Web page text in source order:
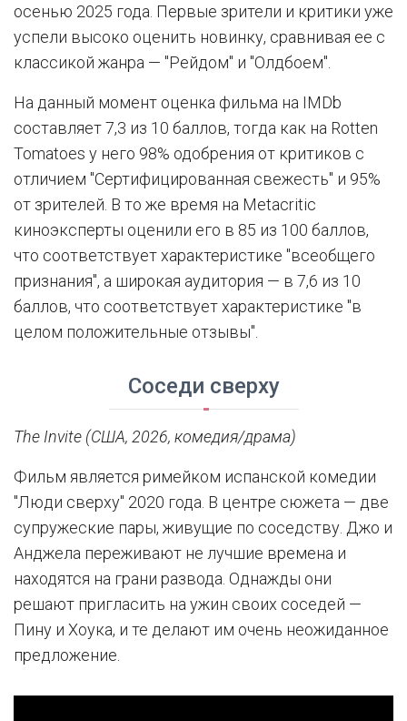
осенью 2025 года. Первые зрители и критики уже
успели высоко оценить новинку, сравнивая ее с
классикой жанра — "Рейдом" и "Олдбоем".
На данный момент оценка фильма на IMDb
составляет 7,3 из 10 баллов, тогда как на Rotten
Tomatoes у него 98% одобрения от критиков с
отличием "Сертифицированная свежесть" и 95%
от зрителей. В то же время на Metacritic
киноэксперты оценили его в 85 из 100 баллов,
что соответствует характеристике "всеобщего
признания", а широкая аудитория — в 7,6 из 10
баллов, что соответствует характеристике "в
целом положительные отзывы".
Соседи сверху
The Invite (США, 2026, комедия/драма)
Фильм является римейком испанской комедии
"Люди сверху" 2020 года. В центре сюжета — две
супружеские пары, живущие по соседству. Джо и
Анджела переживают не лучшие времена и
находятся на грани развода. Однажды они
решают пригласить на ужин своих соседей —
Пину и Хоука, и те делают им очень неожиданное
предложение.